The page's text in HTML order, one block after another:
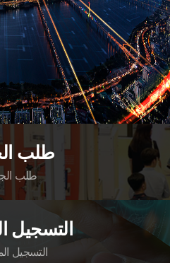
طلب
طلب
التسجيل
التسجيل